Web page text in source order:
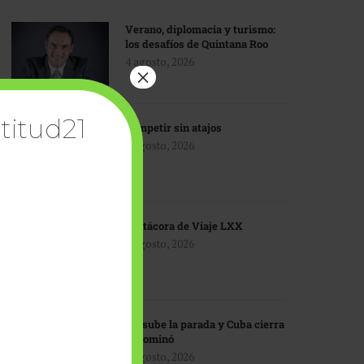
Verano, diplomacia y turismo:
los desafíos de Quintana Roo
4 agosto, 2026
Competir sin atajos
4 agosto, 2026
Bitácora de Viaje LXX
3 agosto, 2026
EU sube la parada y Cuba cierra
el dominó
3 agosto, 2026
×